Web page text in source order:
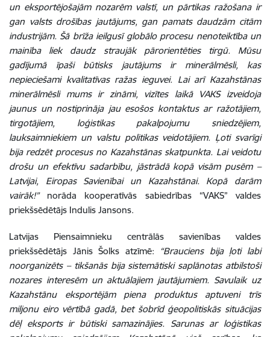
un eksportējošajām nozarēm valstī, un pārtikas ražošana ir
gan valsts drošības jautājums, gan pamats daudzām citām
industrijām. Šā brīža ieilgusī globālo procesu nenoteiktība un
mainība liek daudz straujāk pārorientēties tirgū. Mūsu
gadījumā īpaši būtisks jautājums ir minerālmēsli, kas
nepieciešami kvalitatīvas ražas ieguvei. Lai arī Kazahstānas
minerālmēsli mums ir zināmi, vizītes laikā VAKS izveidoja
jaunus un nostiprināja jau esošos kontaktus ar ražotājiem,
tirgotājiem, loģistikas pakalpojumu sniedzējiem,
lauksaimniekiem un valstu politikas veidotājiem. Ļoti svarīgi
bija redzēt procesus no Kazahstānas skatpunkta. Lai veidotu
drošu un efektīvu sadarbību, jāstrādā kopā visām pusēm –
Latvijai, Eiropas Savienībai un Kazahstānai. Kopā darām
vairāk!” norāda kooperatīvās sabiedrības “VAKS” valdes
priekšsēdētājs Indulis Jansons.
Latvijas Piensaimnieku centrālās savienības valdes
priekšsēdētājs Jānis Šolks atzīmē: “Brauciens bija ļoti labi
noorganizēts – tikšanās bija sistemātiski saplānotas atbilstoši
nozares interesēm un aktuālajiem jautājumiem. Savulaik uz
Kazahstānu eksportējām piena produktus aptuveni trīs
miljonu eiro vērtībā gadā, bet šobrīd ģeopolitiskās situācijas
dēļ eksports ir būtiski samazinājies. Sarunas ar loģistikas